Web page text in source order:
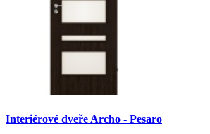
Interiérové dveře Archo - Pesaro